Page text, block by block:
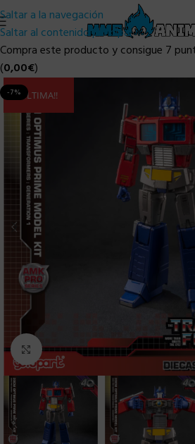
Saltar a la navegación
Saltar al contenido principal
Compra este producto y consigue 7
(0,00€)
-7%ULTIMA!!
Clic para ampliar